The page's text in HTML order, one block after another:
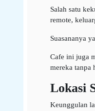
Salah satu
remote,
Suasananya
Cafe ini juga
mereka tanpa
Lokasi
Keunggulan